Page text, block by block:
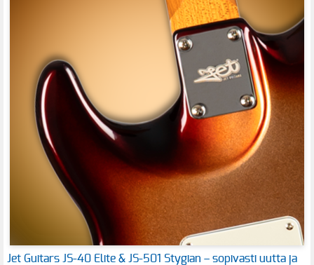
Jet Guitars JS-40 Elite & JS-501 Stygian – sopivasti uutta ja